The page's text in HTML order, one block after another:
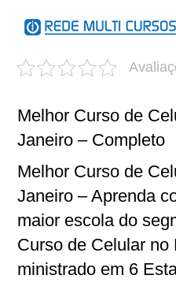
Melhor Curso de
Janeiro – Completo
Melhor Curso de
Janeiro – Aprenda
maior escola do
Curso de Celular no
ministrado em 6